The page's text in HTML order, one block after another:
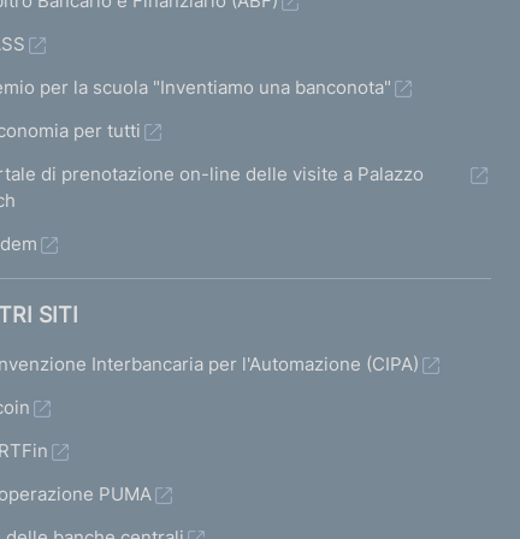
per la scuola "Inventiamo una banconota"
per tutti
di prenotazione on-line delle visite a Palazzo
SITI
Interbancaria per l'Automazione (CIPA)
PUMA